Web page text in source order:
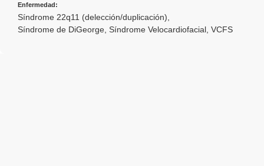
Enfermedad:
Síndrome 22q11 (delección/duplicación)
Síndrome de DiGeorge Síndrome Velocardiofacial VCFS